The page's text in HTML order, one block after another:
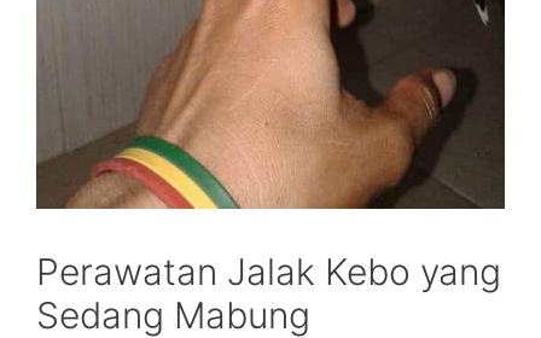
Perawatan Jalak Kebo yang
Sedang Mabung